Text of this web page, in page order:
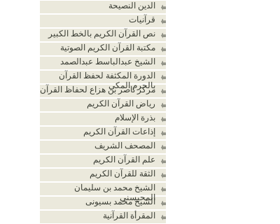
الدين النصيحة
قرآنيات
نص القرآن الكريم بالخط الكبير
مكتبة القرآن الكريم الصوتية
الشيخ عبدالباسط عبدالصمد
الدورة المكثفة لحفظ القرآن
بالحرم المكي
مركز ناصر بن هزاع لحفاظ القرآن
رياض القرآن الكريم
بذرة الإسلام
إذاعات القرآن الكريم
المصحف الشريف
علم القرآن الكريم
الثقة للقرآن الكريم
الشيخ محمد بن سليمان
المحيسني
الشيخ محمد بسيونى
المقرأة القرآنية